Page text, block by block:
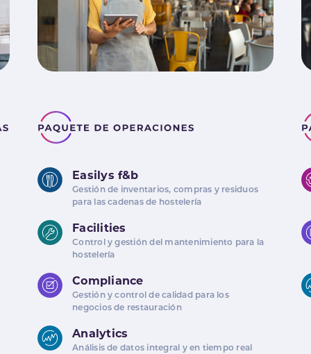
Easilys f&b
Gestión de inventarios, compras y residuos
para las cadenas de hostelería
Facilities
Control y gestión del mantenimiento para la
hostelería
Compliance
Gestión y control de calidad para los
negocios de restauración
Analytics
Análisis de datos integral y en tiempo real